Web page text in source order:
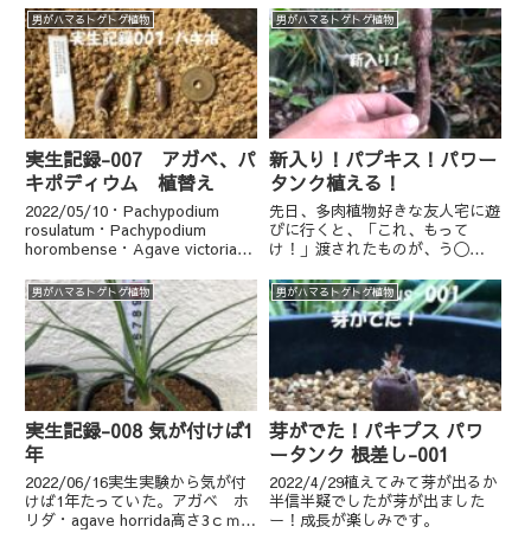
み！
男がハマるトゲトゲ植物
実生記録-007 アガベ、パ
キポディウム 植替え
2022/05/10・Pachypodium
rosulatum・Pachypodium
horombense・Agave victoriae-
した。全部5円玉くらい。赤いの
は水不足なのかな？...
男がハマるトゲトゲ植物
新入り！パプキス！パワー
タンク植える！
先日、多肉植物好きな友人宅に遊
びに行くと、「これ、もって
け！」渡されたものが、う〇
に、「お願いだからビニールにく
らい包んで渡してよ！」しかも僕
はこの日に限ってバイクだったの
です。さて、これは何でしょう？
男がハマるトゲトゲ植物
実生記録-008 気が付けば1
年
2022/06/16実生実験から気が付
けば1年たっていた。アガベ ホ
リダ・agave horrida高さ3ｃｍ
男がハマるトゲトゲ植物
芽がでた！パキプス パワ
ータンク 根差し-001
2022/4/29植えてみて芽が出るか
半信半疑でしたが芽が出ました
ー！成長が楽しみです。